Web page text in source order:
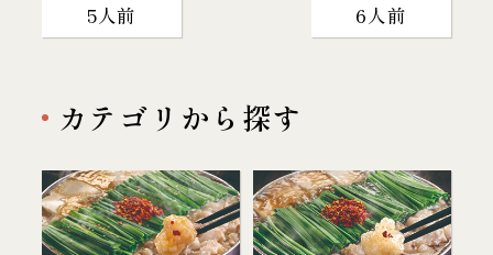
5人前 6人前
カテゴリから探す